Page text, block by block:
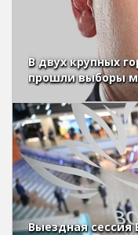
В двух крупных
прошли выборы
Выездная сессия